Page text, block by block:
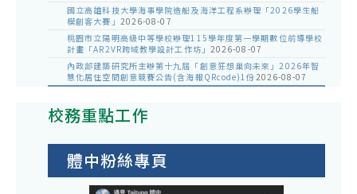
國立高雄科技大學海事學院造船及海洋工程系辦理「2026學生船
模創客大賽」 2026-08-07
桃園市立陽明高級中等學校辦理115學年度第一學期數位前導學校
計畫「AR2VR跨域教學設計工作坊」 2026-08-07
內政部建築研究所主辦第十九屆「創意狂想巢向未來」2026年智
慧化居住空間創意競賽公告(含海報QRcode)1份2026-08-07
校務重點工作
體中粉絲專頁